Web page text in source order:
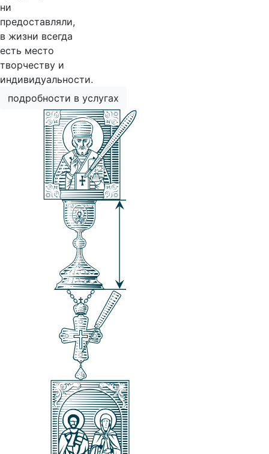
ни
предоставляли,
в жизни всегда
есть место
творчеству и
индивидуальности.
подробности в услугах